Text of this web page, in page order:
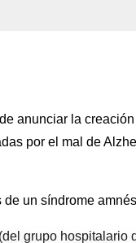
anunciar la
por el mal de
un síndrome
(del grupo hospitalario